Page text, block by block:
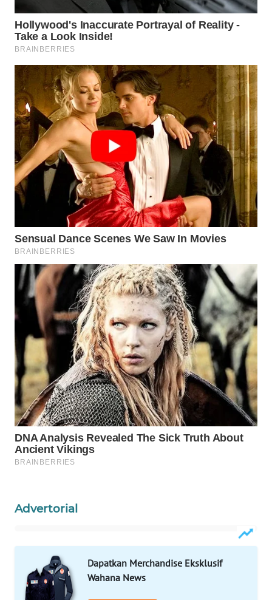
Advertorial
Dapatkan Merchandise Eksklusif
Wahana News
PRIANGAN
TIMUR
WN
SEMARANG
WN
SOLO
WN
BOROBUDUR
WN
WN
NATUNA
WN
BINTAN
WN
MANDALIKA
WN
LIKUPANG
WN